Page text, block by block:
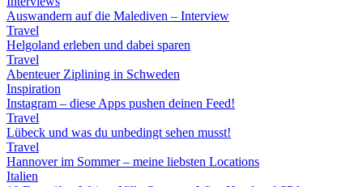
Auswandern auf die Malediven – Interview
Travel
Helgoland erleben und dabei sparen
Travel
Abenteuer Ziplining in Schweden
Inspiration
Instagram – diese Apps pushen deinen Feed!
Travel
Lübeck und was du unbedingt sehen musst!
Travel
Hannover im Sommer – meine liebsten Locations
Italien